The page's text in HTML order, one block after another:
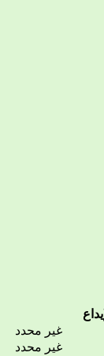
غير محدد
غير محدد